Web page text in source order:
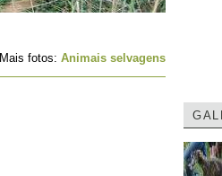
Mais fotos: Animais selvagens